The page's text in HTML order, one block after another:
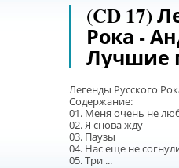
(CD 17)
Рока -
Лучшие
Легенды Русского
Содержание:
01. Меня очень не
02. Я снова жду
03. Паузы
04. Нас еще не
05. Три ...